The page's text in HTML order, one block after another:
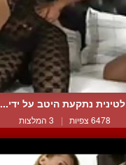
לטינית נתקעת היטב על ידי...
6478 צפיות | 3 המלצות